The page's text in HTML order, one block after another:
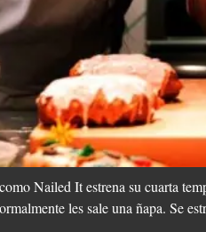
Nailed It estrena su cuarta
les sale una ñapa. Se